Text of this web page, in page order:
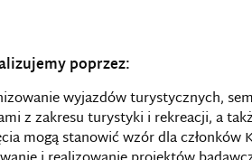
poprzez:
wyjazdów turystycznych,
z zakresu turystyki i rekreacji, a
mogą stanowić wzór dla członków